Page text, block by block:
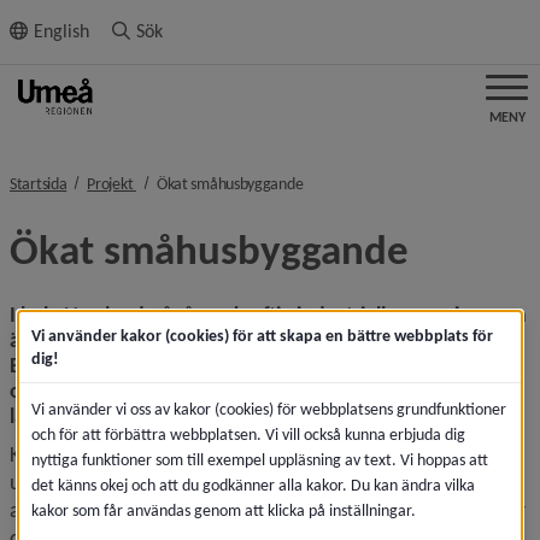
innehållet
English Sök
MENY
Startsida Projekt nivå i brödsmulenavigeringen
Ökat småhusbyggandenivå i brödsmulenavigeringen
Ökat småhusbyggande
I hela Norrland pågår en kraftig industriell expansion som
är kopplad till fossilfri utveckling och elektrifiering.
Expansionen kommer att skapa många arbetstillfällen
och en stor efterfrågan på bostäder i de nordligaste
länen.
Kompetensförsörjningen i norra Sverige är en reell
utmaning då det redan idag råder brist på arbetskraft och
arbetslösheten är låg. För att kunna ta emot fler människor
Vi använder kakor (cookies) för att skapa en bättre webbplats för
dig!
Vi använder vi oss av kakor (cookies) för webbplatsens grundfunktioner
och för att förbättra webbplatsen. Vi vill också kunna erbjuda dig
nyttiga funktioner som till exempel uppläsning av text. Vi hoppas att
det känns okej och att du godkänner alla kakor. Du kan ändra vilka
kakor som får användas genom att klicka på inställningar.